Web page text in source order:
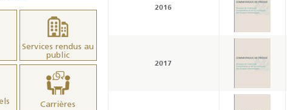
2016
2017
Services rendus au
public
Carrières